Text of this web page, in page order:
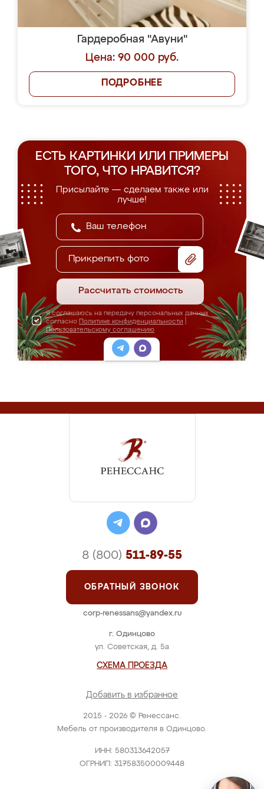
Гардеробная "Авуни"
Цена: 90 000 руб.
ПОДРОБНЕЕ
ЕСТЬ КАРТИНКИ ИЛИ ПРИМЕРЫ
ТОГО, ЧТО НРАВИТСЯ?
Присылайте — сделаем также или
лучше!
Прикрепить фото
Рассчитать стоимость
Я соглашаюсь на передачу персональных данных
согласно Политике конфиденциальности
Пользовательскому соглашению
2015 - 2026 © Ренессанс.
Мебель от производителя в Одинцово.
ИНН: 580313642057
ОГРНИП: 317583500009448
г. Одинцово
ул. Советская, д. 5а
СХЕМА ПРОЕЗДА
Добавить в избранное
8 (800) 511-89-55
ОБРАТНЫЙ ЗВОНОК
corp-renessans@yandex.ru